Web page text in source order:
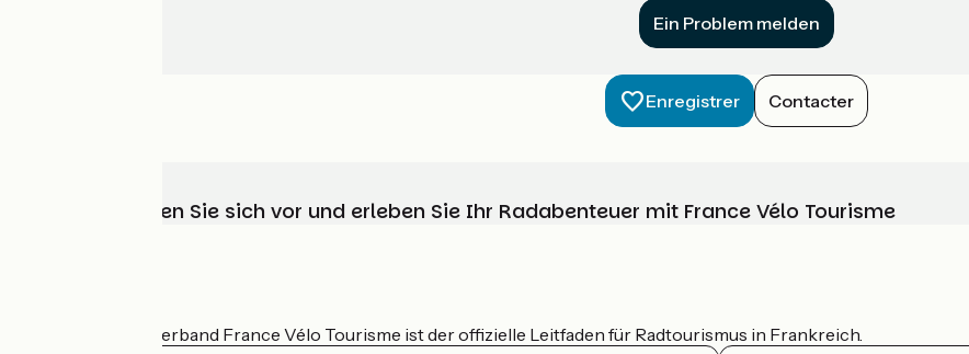
Ein Problem melden
Enregistrer Contacter
Wählen, bereiten Sie sich vor und erleben Sie Ihr Radabenteuer mit France Vélo Tourisme
Der nationale Verband France Vélo Tourisme ist der offizielle Leitfaden für Radtourismus in Frankreich.